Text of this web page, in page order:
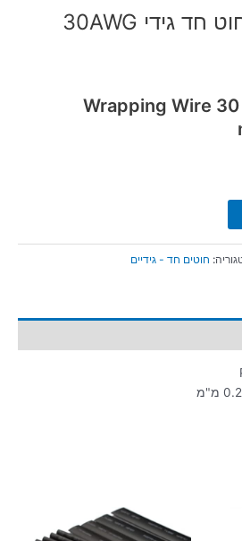
גליל 250 מטר חוט חד גידי 30AWG
Wrapping Wire
חוטים חד - גידיים